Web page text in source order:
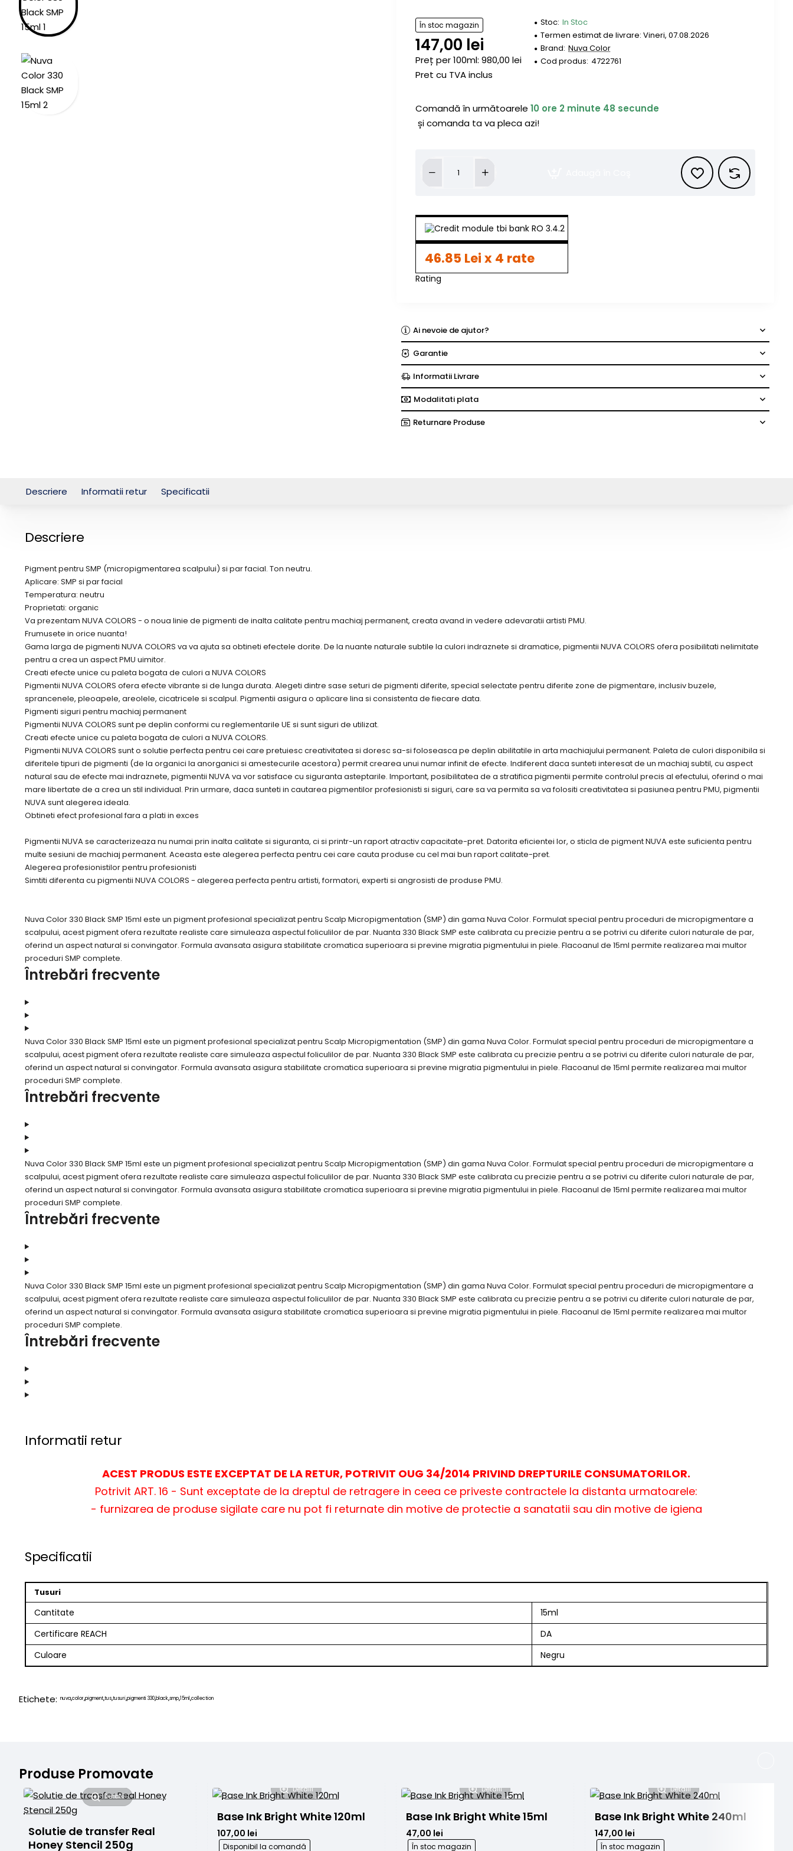
Rating
În stoc magazin
147,00 lei
Preț per 100ml: 980,00 lei
Pret cu TVA inclus
Stoc: In Stoc
Termen estimat de livrare: Vineri, 07.08.2026
Brand: Nuva Color
Cod produs: 4722761
Comandă în următoarele 10 ore 2 minute 47 secunde
și comanda ta va pleca azi!
46.85 Lei x 4 rate
Ai nevoie de ajutor?
Garantie
Informatii Livrare
Modalitati plata
Returnare Produse
Descriere Informatii retur Specificatii
Descriere
Pigment pentru SMP (micropigmentarea scalpului) si par facial. Ton neutru.
Aplicare: SMP si par facial
Temperatura: neutru
Proprietati: organic
Va prezentam NUVA COLORS - o noua linie de pigmenti de inalta calitate pentru machiaj permanent, creata avand in vedere adevaratii artisti PMU.
Frumusete in orice nuanta!
Gama larga de pigmenti NUVA COLORS va va ajuta sa obtineti efectele dorite. De la nuante naturale subtile la culori indraznete si dramatice, pigmentii NUVA COLORS ofera posibilitati nelimitate
pentru a crea un aspect PMU uimitor.
Creati efecte unice cu paleta bogata de culori a NUVA COLORS
Pigmentii NUVA COLORS ofera efecte vibrante si de lunga durata. Alegeti dintre sase seturi de pigmenti diferite, special selectate pentru diferite zone de pigmentare, inclusiv buzele,
sprancenele, pleoapele, areolele, cicatricele si scalpul. Pigmentii asigura o aplicare lina si consistenta de fiecare data.
Pigmenti siguri pentru machiaj permanent
Pigmentii NUVA COLORS sunt pe deplin conformi cu reglementarile UE si sunt siguri de utilizat.
Creati efecte unice cu paleta bogata de culori a NUVA COLORS.
Pigmentii NUVA COLORS sunt o solutie perfecta pentru cei care pretuiesc creativitatea si doresc sa-si foloseasca pe deplin abilitatile in arta machiajului permanent. Paleta de culori disponibila si
diferitele tipuri de pigmenti (de la organici la anorganici si amestecurile acestora) permit crearea unui numar infinit de efecte. Indiferent daca sunteti interesat de un machiaj subtil, cu aspect
natural sau de efecte mai indraznete, pigmentii NUVA va vor satisface cu siguranta asteptarile. Important, posibilitatea de a stratifica pigmentii permite controlul precis al efectului, oferind o mai
mare libertate de a crea un stil individual. Prin urmare, daca sunteti in cautarea pigmentilor profesionisti si siguri, care sa va permita sa va folositi creativitatea si pasiunea pentru PMU, pigmentii
NUVA sunt alegerea ideala.
Obtineti efect profesional fara a plati in exces
Pigmentii NUVA se caracterizeaza nu numai prin inalta calitate si siguranta, ci si printr-un raport atractiv capacitate-pret. Datorita eficientei lor, o sticla de pigment NUVA este suficienta pentru
multe sesiuni de machiaj permanent. Aceasta este alegerea perfecta pentru cei care cauta produse cu cel mai bun raport calitate-pret.
Alegerea profesionistilor pentru profesionisti
Simtiti diferenta cu pigmentii NUVA COLORS - alegerea perfecta pentru artisti, formatori, experti si angrosisti de produse PMU.
Nuva Color 330 Black SMP 15ml este un pigment profesional specializat pentru Scalp Micropigmentation (SMP) din gama Nuva Color. Formulat special pentru proceduri de micropigmentare a
scalpului, acest pigment ofera rezultate realiste care simuleaza aspectul foliculilor de par. Nuanta 330 Black SMP este calibrata cu precizie pentru a se potrivi cu diferite culori naturale de par,
oferind un aspect natural si convingator. Formula avansata asigura stabilitate cromatica superioara si previne migratia pigmentului in piele. Flacoanul de 15ml permite realizarea mai multor
proceduri SMP complete.
Întrebări frecvente
Nuva Color 330 Black SMP 15ml este un pigment profesional specializat pentru Scalp Micropigmentation (SMP) din gama Nuva Color. Formulat special pentru proceduri de micropigmentare a
scalpului, acest pigment ofera rezultate realiste care simuleaza aspectul foliculilor de par. Nuanta 330 Black SMP este calibrata cu precizie pentru a se potrivi cu diferite culori naturale de par,
oferind un aspect natural si convingator. Formula avansata asigura stabilitate cromatica superioara si previne migratia pigmentului in piele. Flacoanul de 15ml permite realizarea mai multor
proceduri SMP complete.
Întrebări frecvente
Nuva Color 330 Black SMP 15ml este un pigment profesional specializat pentru Scalp Micropigmentation (SMP) din gama Nuva Color. Formulat special pentru proceduri de micropigmentare a
scalpului, acest pigment ofera rezultate realiste care simuleaza aspectul foliculilor de par. Nuanta 330 Black SMP este calibrata cu precizie pentru a se potrivi cu diferite culori naturale de par,
oferind un aspect natural si convingator. Formula avansata asigura stabilitate cromatica superioara si previne migratia pigmentului in piele. Flacoanul de 15ml permite realizarea mai multor
proceduri SMP complete.
Întrebări frecvente
Nuva Color 330 Black SMP 15ml este un pigment profesional specializat pentru Scalp Micropigmentation (SMP) din gama Nuva Color. Formulat special pentru proceduri de micropigmentare a
scalpului, acest pigment ofera rezultate realiste care simuleaza aspectul foliculilor de par. Nuanta 330 Black SMP este calibrata cu precizie pentru a se potrivi cu diferite culori naturale de par,
oferind un aspect natural si convingator. Formula avansata asigura stabilitate cromatica superioara si previne migratia pigmentului in piele. Flacoanul de 15ml permite realizarea mai multor
proceduri SMP complete.
Întrebări frecvente
Informatii retur
ACEST PRODUS ESTE EXCEPTAT DE LA RETUR, POTRIVIT OUG 34/2014 PRIVIND DREPTURILE CONSUMATORILOR.
Potrivit ART. 16 - Sunt exceptate de la dreptul de retragere in ceea ce priveste contractele la distanta urmatoarele:
- furnizarea de produse sigilate care nu pot fi returnate din motive de protectie a sanatatii sau din motive de igiena
Specificatii
Tusuri
Cantitate
15ml
Certificare REACH
DA
Culoare
Negru
Etichete: nuva,color,pigment,tus,tusuri,pigmenti 330,black,smp,15ml,collection
Produse Promovate
Detalii
Solutie de transfer Real
Honey Stencil 250g
Detalii
Base Ink Bright White 120ml
Disponibil la comandă
107,00 lei
Detalii
Base Ink Bright White 15ml
În stoc magazin
47,00 lei
Detalii
Base Ink Bright White 240ml
În stoc magazin
147,00 lei